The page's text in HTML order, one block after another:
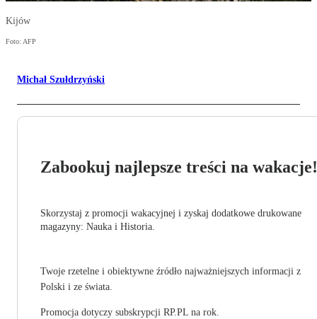
Kijów
Foto: AFP
Michał Szułdrzyński
Zabookuj najlepsze treści na wakacje!
Skorzystaj z promocji wakacyjnej i zyskaj dodatkowe drukowane
magazyny: Nauka i Historia.
Twoje rzetelne i obiektywne źródło najważniejszych informacji z
Polski i ze świata.
Promocja dotyczy subskrypcji RP.PL na rok.